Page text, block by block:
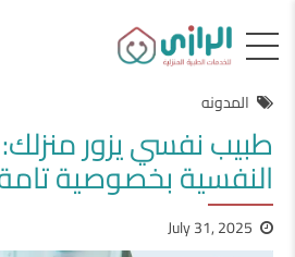
المدونه
طبيب نفسي يزور
النفسية بخصوصية
July 31, 2025